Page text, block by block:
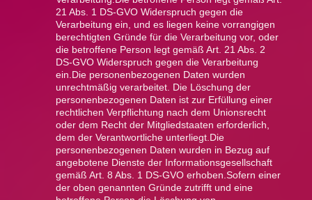
21 Abs. 1 DS-GVO Widerspruch gegen die
Verarbeitung ein, und es liegen keine vorrangigen
berechtigten Gründe für die Verarbeitung vor, oder
die betroffene Person legt gemäß Art. 21 Abs. 2
DS-GVO Widerspruch gegen die Verarbeitung
ein.Die personenbezogenen Daten wurden
unrechtmäßig verarbeitet. Die Löschung der
personenbezogenen Daten ist zur Erfüllung einer
rechtlichen Verpflichtung nach dem Unionsrecht
oder dem Recht der Mitgliedstaaten erforderlich,
dem der Verantwortliche unterliegt.Die
personenbezogenen Daten wurden in Bezug auf
angebotene Dienste der Informationsgesellschaft
gemäß Art. 8 Abs. 1 DS-GVO erhoben.Sofern einer
der oben genannten Gründe zutrifft und eine